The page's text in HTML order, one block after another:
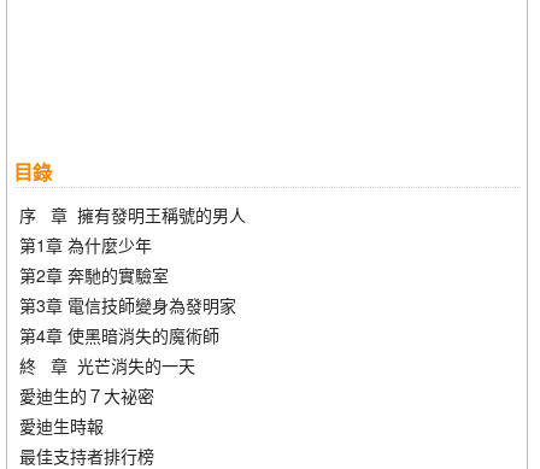
目錄
序 章 擁有發明王稱號的男人
第1章 為什麼少年
第2章 奔馳的實驗室
第3章 電信技師變身為發明家
第4章 使黑暗消失的魔術師
終 章 光芒消失的一天
愛迪生的７大祕密
愛迪生時報
最佳支持者排行榜